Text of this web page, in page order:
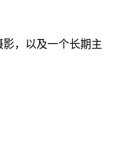
，以及一个长期主